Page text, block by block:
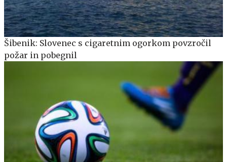
Šibenik: Slovenec s cigaretnim ogorkom povzročil
požar in pobegnil